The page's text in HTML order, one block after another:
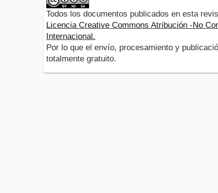
Todos los documentos publicados en esta
Licencia Creative Commons Atribución -No
Internacional.
Por lo que el envío, procesamiento y
totalmente gratuito.